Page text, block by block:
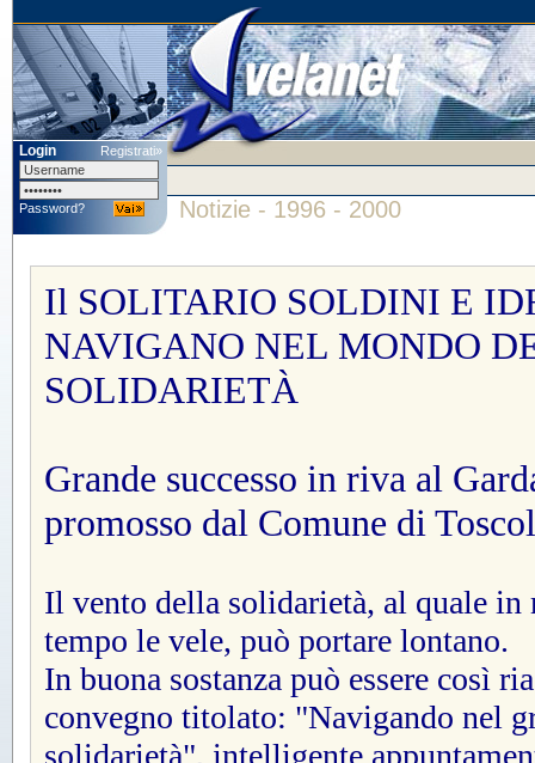
Login Registrati»
Password? Notizie - 1996 - 2000